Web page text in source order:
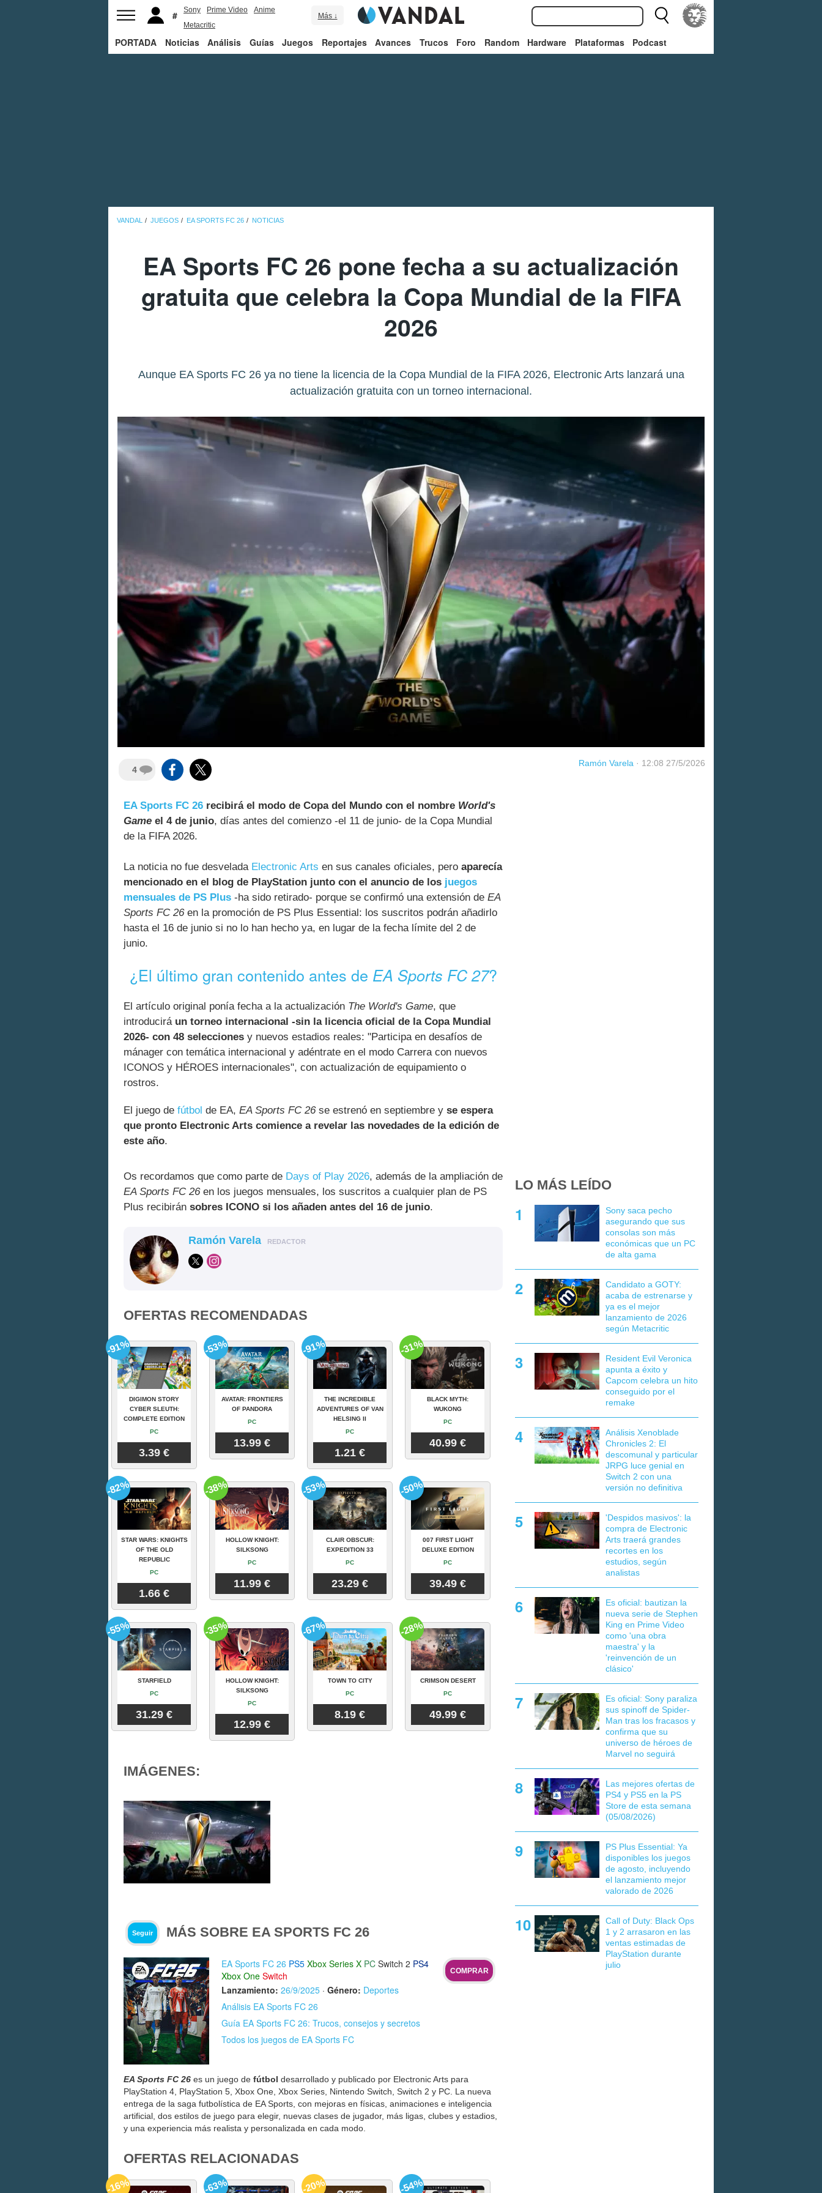
Sony Prime Video
Anime
Metacritic
Más ↓
PORTADA Noticias Análisis Guías Juegos Reportajes Avances Trucos Foro Random Hardware Plataformas Podcast
VANDAL JUEGOS EA SPORTS FC 26 NOTICIAS
EA Sports FC 26 pone fecha a su actualización
gratuita que celebra la Copa Mundial de la FIFA
2026
Aunque EA Sports FC 26 ya no tiene la licencia de la Copa Mundial de la FIFA 2026, Electronic Arts lanzará una
actualización gratuita con un torneo internacional.
4
Ramón Varela · 12:08 27/5/2026
EA Sports FC 26 recibirá el modo de Copa del Mundo con el nombre World's
Game el 4 de junio, días antes del comienzo -el 11 de junio- de la Copa Mundial
de la FIFA 2026.
La noticia no fue desvelada Electronic Arts en sus canales oficiales, pero aparecía
mencionado en el blog de PlayStation junto con el anuncio de los juegos
mensuales de PS Plus -ha sido retirado- porque se confirmó una extensión de EA
Sports FC 26en la promoción de PS Plus Essential: los suscritos podrán añadirlo
hasta el 16 de junio si no lo han hecho ya, en lugar de la fecha límite del 2 de
junio.
¿El último gran contenido antes de EA Sports FC 27?
El artículo original ponía fecha a la actualización The World's Game, que
introducirá un torneo internacional -sin la licencia oficial de la Copa Mundial
2026- con 48 selecciones y nuevos estadios reales: "Participa en desafíos de
mánager con temática internacional y adéntrate en el modo Carrera con nuevos
ICONOS y HÉROES internacionales", con actualización de equipamiento o
rostros.
El juego de fútbol de EA, EA Sports FC 26se estrenó en septiembre y se espera
que pronto Electronic Arts comience a revelar las novedades de la edición de
este año.
Os recordamos que como parte de Days of Play 2026, además de la ampliación de
EA Sports FC 26en los juegos mensuales, los suscritos a cualquier plan de PS
Plus recibirán sobres ICONO si los añaden antes del 16 de junio.
Ramón Varela REDACTOR
OFERTAS RECOMENDADAS
DIGIMON STORY
CYBER SLEUTH:
COMPLETE EDITION
PC
3.39 €
-91%
AVATAR: FRONTIERS
OF PANDORA
PC
13.99 €
-53%
THE INCREDIBLE
ADVENTURES OF VAN
HELSING II
PC
1.21 €
-91%
BLACK MYTH:
WUKONG
PC
40.99 €
-31%
STAR WARS: KNIGHTS
OF THE OLD
REPUBLIC
PC
1.66 €
-82%
HOLLOW KNIGHT:
SILKSONG
PC
11.99 €
-38%
CLAIR OBSCUR:
EXPEDITION 33
PC
23.29 €
-53%
007 FIRST LIGHT
DELUXE EDITION
PC
39.49 €
-50%
STARFIELD
PC
31.29 €
-55%
HOLLOW KNIGHT:
SILKSONG
PC
12.99 €
-35%
TOWN TO CITY
PC
8.19 €
-67%
CRIMSON DESERT
PC
49.99 €
-28%
IMÁGENES:
Seguir MÁS SOBRE EA SPORTS FC 26
EA Sports FC 26 PS5 Xbox Series X PC Switch 2 PS4
Xbox One Switch
Lanzamiento: 26/9/2025 · Género: Deportes
COMPRAR
Análisis EA Sports FC 26
Guía EA Sports FC 26: Trucos, consejos y secretos
Todos los juegos de EA Sports FC
EA Sports FC 26 es un juego de fútbol desarrollado y publicado por Electronic Arts para
PlayStation 4, PlayStation 5, Xbox One, Xbox Series, Nintendo Switch, Switch 2 y PC. La nueva
entrega de la saga futbolística de EA Sports, con mejoras en físicas, animaciones e inteligencia
artificial, dos estilos de juego para elegir, nuevas clases de jugador, más ligas, clubes y estadios,
y una experiencia más realista y personalizada en cada modo.
OFERTAS RELACIONADAS
-16% -63% -20% -54%
LO MÁS LEÍDO
Sony saca pecho
asegurando que sus
consolas son más
económicas que un PC
de alta gama
Candidato a GOTY:
acaba de estrenarse y
ya es el mejor
lanzamiento de 2026
según Metacritic
Resident Evil Veronica
apunta a éxito y
Capcom celebra un hito
conseguido por el
remake
Análisis Xenoblade
Chronicles 2: El
descomunal y particular
JRPG luce genial en
Switch 2 con una
versión no definitiva
'Despidos masivos': la
compra de Electronic
Arts traerá grandes
recortes en los
estudios, según
analistas
Es oficial: bautizan la
nueva serie de Stephen
King en Prime Video
como 'una obra
maestra' y la
'reinvención de un
clásico'
Es oficial: Sony paraliza
sus spinoff de Spider-
Man tras los fracasos y
confirma que su
universo de héroes de
Marvel no seguirá
Las mejores ofertas de
PS4 y PS5 en la PS
Store de esta semana
(05/08/2026)
PS Plus Essential: Ya
disponibles los juegos
de agosto, incluyendo
el lanzamiento mejor
valorado de 2026
Call of Duty: Black Ops
1 y 2 arrasaron en las
ventas estimadas de
PlayStation durante
julio